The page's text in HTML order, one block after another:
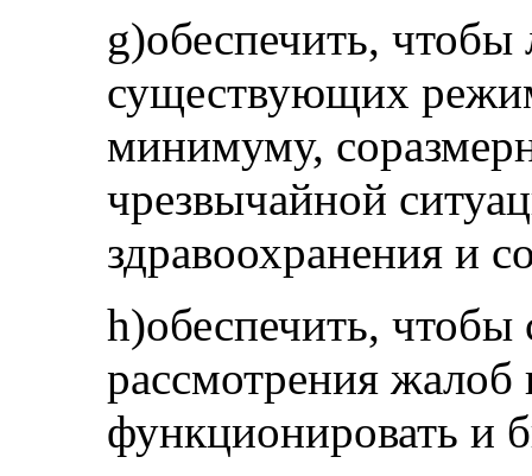
g)обеспечить,
существующих
минимуму,
чрезвычайной
здравоохранения и
h)обеспечить,
рассмотрения
функционировать и